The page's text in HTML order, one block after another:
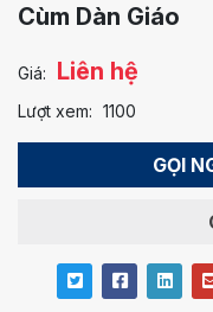
Cùm Dàn Giáo
Giá: Liên hệ
Lượt xem: 1100
GỌI